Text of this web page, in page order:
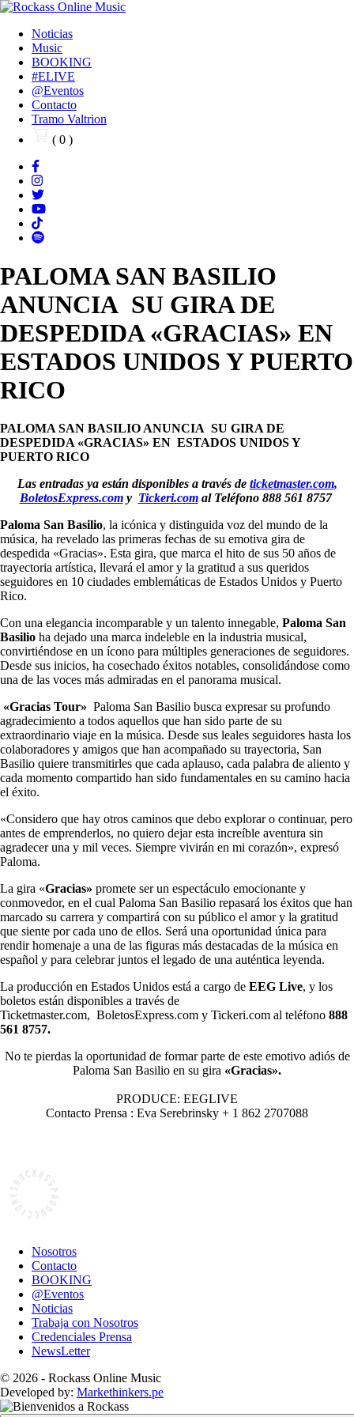
Noticias
Music
BOOKING
#ELIVE
@Eventos
Contacto
Tramo Valtrion
( 0 )
PALOMA SAN BASILIO
ANUNCIA SU GIRA DE
DESPEDIDA «GRACIAS» EN
ESTADOS UNIDOS Y PUERTO
RICO
PALOMA SAN BASILIO ANUNCIA SU GIRA DE
DESPEDIDA «GRACIAS» EN ESTADOS UNIDOS Y
PUERTO RICO
Las entradas ya están disponibles a través de ticketmaster.com,
BoletosExpress.comy Tickeri.comal Teléfono 888 561 8757
Paloma San Basilio, la icónica y distinguida voz del mundo de la
música, ha revelado las primeras fechas de su emotiva gira de
despedida «Gracias». Esta gira, que marca el hito de sus 50 años de
trayectoria artística, llevará el amor y la gratitud a sus queridos
seguidores en 10 ciudades emblemáticas de Estados Unidos y Puerto
Rico.
Con una elegancia incomparable y un talento innegable, Paloma San
Basilio ha dejado una marca indeleble en la industria musical,
convirtiéndose en un ícono para múltiples generaciones de seguidores.
Desde sus inicios, ha cosechado éxitos notables, consolidándose como
una de las voces más admiradas en el panorama musical.
«Gracias Tour» Paloma San Basilio busca expresar su profundo
agradecimiento a todos aquellos que han sido parte de su
extraordinario viaje en la música. Desde sus leales seguidores hasta los
colaboradores y amigos que han acompañado su trayectoria, San
Basilio quiere transmitirles que cada aplauso, cada palabra de aliento y
cada momento compartido han sido fundamentales en su camino hacia
el éxito.
«Considero que hay otros caminos que debo explorar o continuar, pero
antes de emprenderlos, no quiero dejar esta increíble aventura sin
agradecer una y mil veces. Siempre vivirán en mi corazón», expresó
Paloma.
La gira «Gracias» promete ser un espectáculo emocionante y
conmovedor, en el cual Paloma San Basilio repasará los éxitos que han
marcado su carrera y compartirá con su público el amor y la gratitud
que siente por cada uno de ellos. Será una oportunidad única para
rendir homenaje a una de las figuras más destacadas de la música en
español y para celebrar juntos el legado de una auténtica leyenda.
La producción en Estados Unidos está a cargo de EEG Live, y los
boletos están disponibles a través de
Ticketmaster.com, BoletosExpress.com y Tickeri.com al teléfono 888
561 8757.
No te pierdas la oportunidad de formar parte de este emotivo adiós de
Paloma San Basilio en su gira «Gracias».
PRODUCE: EEGLIVE
Contacto Prensa : Eva Serebrinsky + 1 862 2707088
Nosotros
Contacto
BOOKING
@Eventos
Noticias
Trabaja con Nosotros
Credenciales Prensa
NewsLetter
© 2026 - Rockass Online Music
Developed by: Markethinkers.pe